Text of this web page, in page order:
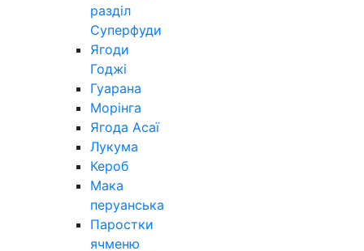
разділ
Суперфуди
Ягоди
Годжі
Гуарана
Морінга
Ягода Асаї
Лукума
Кероб
Мака
перуанська
Паростки
ячменю